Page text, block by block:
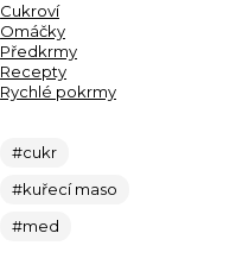
Cukroví
Omáčky
Předkrmy
Recepty
Rychlé pokrmy
#cukr
#kuřecí maso
#med